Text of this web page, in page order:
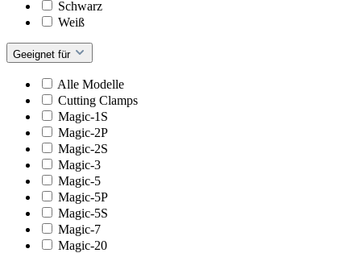
Schwarz
Weiß
Geeignet für
Alle Modelle
Cutting Clamps
Magic-1S
Magic-2P
Magic-2S
Magic-3
Magic-5
Magic-5P
Magic-5S
Magic-7
Magic-20